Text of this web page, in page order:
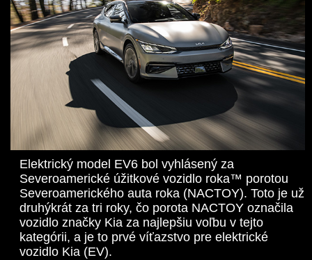
Elektrický model EV6 bol vyhlásený za
Severoamerické úžitkové vozidlo roka™ porotou
Severoamerického auta roka (NACTOY). Toto je už
druhýkrát za tri roky, čo porota NACTOY označila
vozidlo značky Kia za najlepšiu voľbu v tejto
kategórii, a je to prvé víťazstvo pre elektrické
vozidlo Kia (EV).